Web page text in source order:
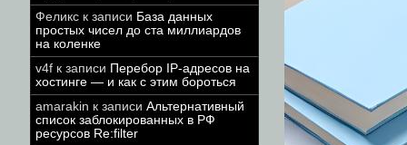
Феликс к записи База данных
простых чисел до ста миллиардов
на коленке
v4f к записи Перебор IP-адресов на
хостинге — и как с этим бороться
amarakin к записи Альтернативный
список заблокированных в РФ
ресурсов Re:filter